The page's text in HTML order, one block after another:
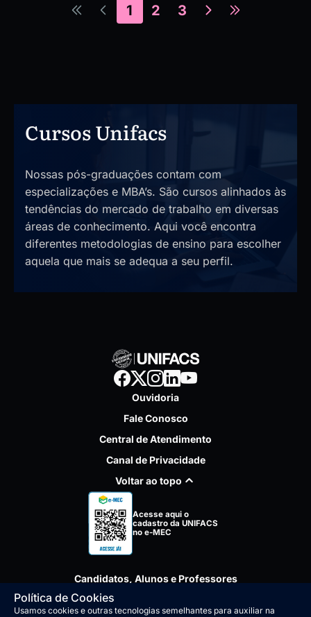
1 2 3
Cursos Unifacs
Nossas pós-graduações contam com
especializações e MBA’s. São cursos alinhados às
tendências do mercado de trabalho em diversas
áreas de conhecimento. Aqui você encontra
diferentes metodologias de ensino para escolher
aquela que mais se adequa a seu perfil.
Ouvidoria
Fale Conosco
Central de Atendimento
Canal de Privacidade
Voltar ao topo
Acesse aqui o
cadastro da UNIFACS
no e-MEC
Candidatos, Alunos e Professores
Minhas Inscrições
Política de Cookies
Usamos cookies e outras tecnologias semelhantes para auxiliar na